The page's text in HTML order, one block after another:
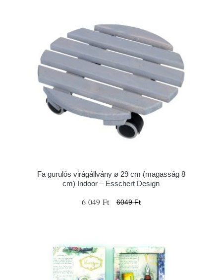
Fa gurulós virágállvány ø 29 cm (magasság 8
cm) Indoor – Esschert Design
6 049 Ft 6049 Ft